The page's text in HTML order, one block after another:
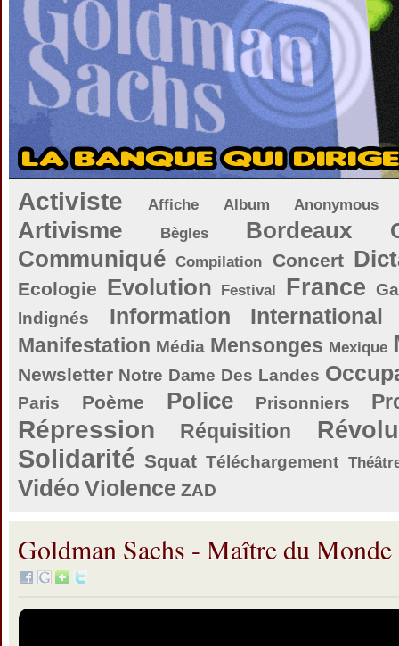
Activiste Affiche Album Anonymous
Artivisme Bègles Bordeaux
Communiqué Compilation Concert
Ecologie Evolution Festival France
Indignés
Information International
Manifestation Média Mensonges Mexique
Newsletter Notre Dame Des Landes
Paris Poème Police Prisonniers
Répression Réquisition
Solidarité Squat Téléchargement
Vidéo Violence ZAD
Goldman Sachs - Maître du Monde